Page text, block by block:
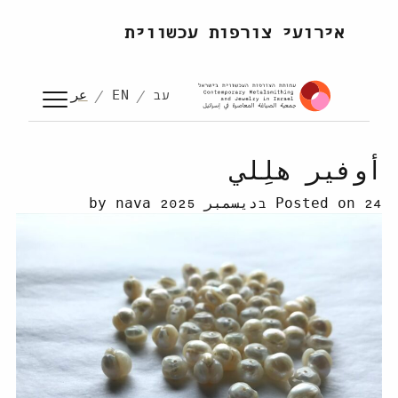
אירועי צורפות עכשווית
עב EN عر
أوفير هلِلي
Posted on 24 בديسمبر 2025 nava